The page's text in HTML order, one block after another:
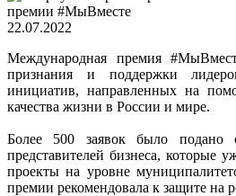
22.07.2022
Международная премия
признания и поддержки
инициатив, направленных на
качества жизни в России и мире.
Более 500 заявок было
представителей бизнеса, которые
проекты на уровне
премии рекомендовала к защите на